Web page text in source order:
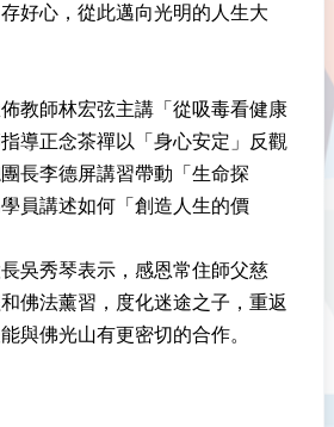
好心，從此邁向光明的人生大
教師林宏弦主講「從吸毒看健康
導正念茶禪以「身心安定」反觀
長李德屏講習帶動「生命探
員講述如何「創造人生的價
吳秀琴表示，感恩常住師父慈
佛法薰習，度化迷途之子，重返
與佛光山有更密切的合作。